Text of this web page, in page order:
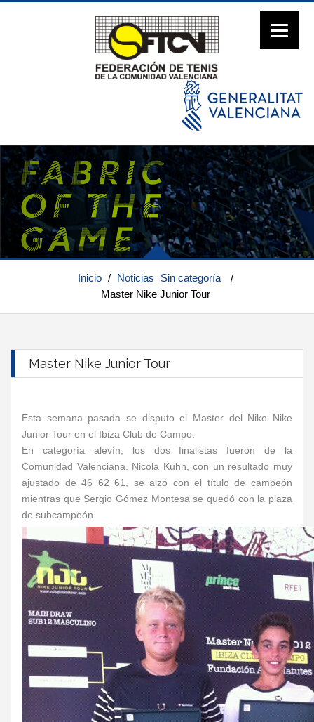
Inicio / Noticias Sin categoría
/
Master Nike Junior Tour
Master Nike Junior Tour
Esta semana pasada se disputo el Master del Nike Nike
Junior Tour en el Ibiza Club de Campo.
En categoría alevín, los dos finalistas fueron de la
Comunidad Valenciana. Nicola Kuhn, con un resultado muy
ajustado de 46 62 61, se alzó con el título de campeón
mientras que Sergio Gómez Montesa se quedó con la plaza
de subcampeón.